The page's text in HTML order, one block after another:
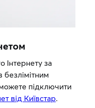
за
підключити
від Київстар.